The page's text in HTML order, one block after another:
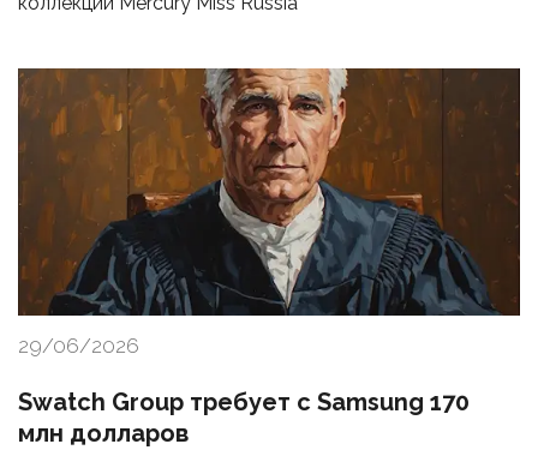
29/06/2026
Swatch Group требует с Samsung 170
млн долларов